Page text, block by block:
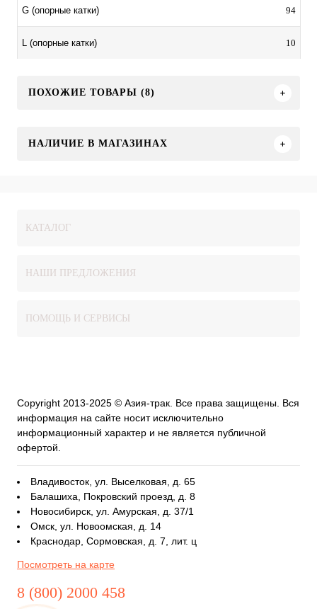
G (опорные катки) 94
L (опорные катки) 10
ПОХОЖИЕ ТОВАРЫ (8)
НАЛИЧИЕ В МАГАЗИНАХ
КАТАЛОГ
НАШИ ПРЕДЛОЖЕНИЯ
ПОМОЩЬ И СЕРВИСЫ
Copyright 2013-2025 © Азия-трак. Все права защищены. Вся
информация на сайте носит исключительно
информационный характер и не является публичной
офертой.
Владивосток, ул. Выселковая, д. 65
Балашиха, Покровский проезд, д. 8
Новосибирск, ул. Амурская, д. 37/1
Омск, ул. Новоомская, д. 14
Краснодар, Сормовская, д. 7, лит. ц
Посмотреть на карте
8 (800) 2000 458